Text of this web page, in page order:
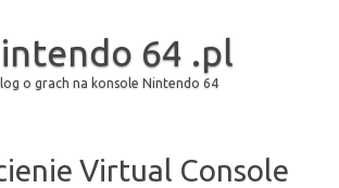
64 .pl
o grach na konsole Nintendo 64
Virtual Console